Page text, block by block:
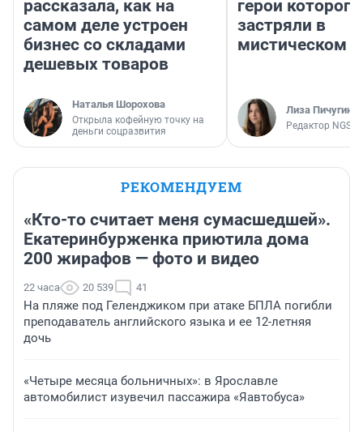
рассказала, как на
самом деле устроен
бизнес со складами
дешевых товаров
Наталья Шорохова
Открыла кофейную точку на
деньги соцразвития
герои которого
застряли в
мистическом
Лиза Пичугина
Редактор
РЕКОМЕНДУЕМ
«Кто-то считает меня сумасшедшей».
Екатеринбурженка приютила дома
200 жирафов — фото и видео
22 часа 20 539 41
На пляже под Геленджиком при атаке БПЛА погибли
преподаватель английского языка и ее 12-летняя
дочь
«Четыре месяца больничных»: в Ярославле
автомобилист изувечил пассажира «Яавтобуса»